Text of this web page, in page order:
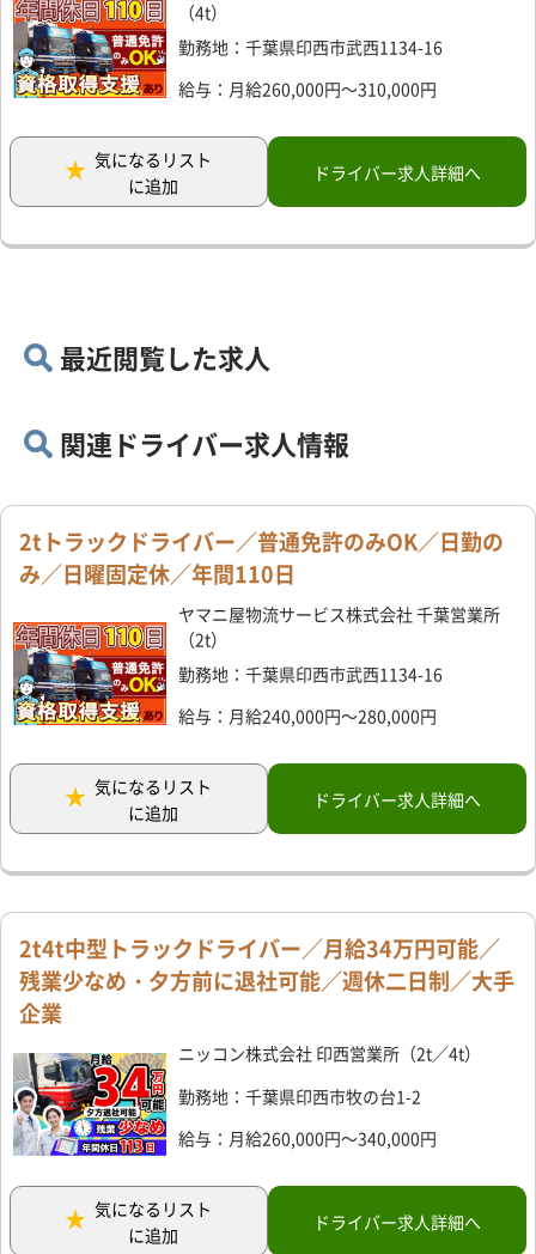
（4t）
勤務地：千葉県印西市武西1134-16
給与：月給260,000円～310,000円
気になるリスト
に追加
ドライバー求人詳細へ
最近閲覧した求人
関連ドライバー求人情報
2tトラックドライバー／普通免許のみOK／日勤の
み／日曜固定休／年間110日
ヤマニ屋物流サービス株式会社 千葉営業所
（2t）
勤務地：千葉県印西市武西1134-16
給与：月給240,000円～280,000円
気になるリスト
に追加
ドライバー求人詳細へ
2t4t中型トラックドライバー／月給34万円可能／
残業少なめ・夕方前に退社可能／週休二日制／大手
企業
ニッコン株式会社 印西営業所（2t／4t）
勤務地：千葉県印西市牧の台1-2
給与：月給260,000円～340,000円
気になるリスト
に追加
ドライバー求人詳細へ